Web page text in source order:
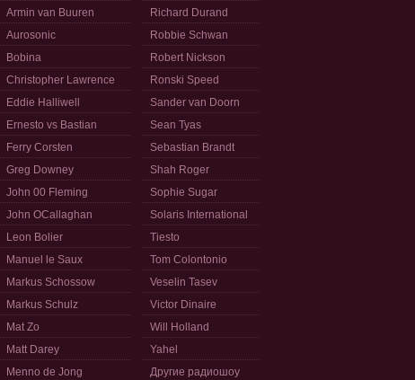
Armin van Buuren
Aurosonic
Bobina
Christopher Lawrence
Eddie Halliwell
Ernesto vs Bastian
Ferry Corsten
Greg Downey
John 00 Fleming
John OCallaghan
Leon Bolier
Manuel le Saux
Markus Schossow
Markus Schulz
Mat Zo
Matt Darey
Menno de Jong
Richard Durand
Robbie Schwan
Robert Nickson
Ronski Speed
Sander van Doorn
Sean Tyas
Sebastian Brandt
Shah Roger
Sophie Sugar
Solaris International
Tiesto
Tom Colontonio
Veselin Tasev
Victor Dinaire
Will Holland
Yahel
Другие радиошоу